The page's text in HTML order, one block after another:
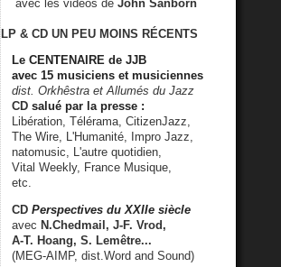
avec les vidéos de John Sanborn
LP & CD UN PEU MOINS RÉCENTS
Le CENTENAIRE de JJB
avec 15 musiciens et musiciennes
dist. Orkhêstra et Allumés du Jazz
CD salué par la presse :
Libération, Télérama, CitizenJazz,
The Wire, L'Humanité, Impro Jazz,
natomusic, L'autre quotidien,
Vital Weekly, France Musique,
etc.
CD Perspectives du XXIIe siècle
avec N.Chedmail, J-F. Vrod,
A-T. Hoang, S. Lemêtre...
(MEG-AIMP, dist.Word and Sound)